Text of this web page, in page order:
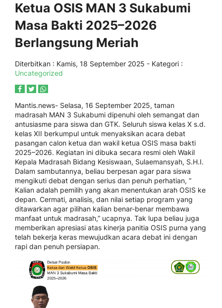
Ketua OSIS MAN 3 Sukabumi
Masa Bakti 2025–2026
Berlangsung Meriah
Diterbitkan : Kamis, 18 September 2025 - Kategori :
Uncategorized
Mantis.news- Selasa, 16 September 2025, taman
madrasah MAN 3 Sukabumi dipenuhi oleh semangat dan
antusiasme para siswa dan GTK. Seluruh siswa kelas X s.d.
kelas XII berkumpul untuk menyaksikan acara debat
pasangan calon ketua dan wakil ketua OSIS masa bakti
2025–2026. Kegiatan ini dibuka secara resmi oleh Wakil
Kepala Madrasah Bidang Kesiswaan, Sulaemansyah, S.H.I.
Dalam sambutannya, beliau berpesan agar para siswa
mengikuti debat dengan serius dan penuh perhatian, “
Kalian adalah pemilih yang akan menentukan arah OSIS ke
depan. Cermati, analisis, dan nilai setiap program yang
ditawarkan agar pilihan kalian benar-benar membawa
manfaat untuk madrasah,” ucapnya. Tak lupa beliau juga
memberikan apresiasi atas kinerja panitia OSIS purna yang
telah bekerja keras mewujudkan acara debat ini dengan
rapi dan penuh persiapan.